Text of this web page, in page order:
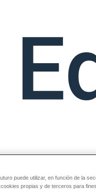
puede utilizar, en función de la
propias y de terceros para